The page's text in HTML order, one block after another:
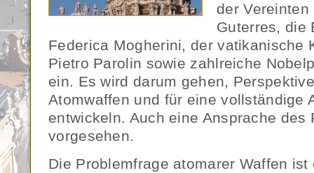
der
Guterres, die
Federica Mogherini, der vatikanische
Pietro Parolin sowie zahlreiche
ein. Es wird darum gehen,
Atomwaffen und für eine vollständige
entwickeln. Auch eine Ansprache des
vorgesehen.
Die Problemfrage atomarer Waffen